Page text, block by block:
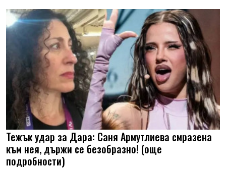
Тежък удар за Дара: Саня Армутлиева смразена
към нея, държи се безобразно! (още
подробности)